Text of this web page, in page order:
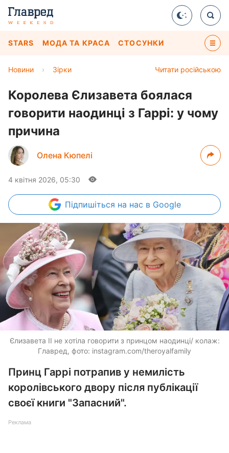
STARS МОДА ТА КРАСА СТОСУНКИ
Читати російською
Новини › Зірки
Королева Єлизавета боялася
говорити наодинці з Гаррі: у чому
причина
Олена Кюпелі
4 квітня 2026, 05:30
Підпишіться на нас в Google
Єлизавета II не хотіла говорити з принцом наодинці/ колаж:
Главред, фото: instagram.com/theroyalfamily
Принц Гаррі потрапив у немилість
королівського двору після публікації
своєї книги "Запасний".
Реклама